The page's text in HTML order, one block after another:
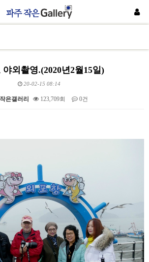
야외촬영.(2020년2월15일)
20-02-15 08:14
은갤러리 123,709회 0건